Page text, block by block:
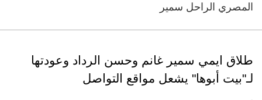
المصري الراحل سمير
طلاق ايمي سمير غانم وحسن الرداد وعودتها
لـ"بيت أبوها" يشعل مواقع التواصل